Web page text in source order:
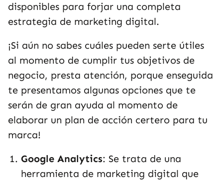
disponibles para forjar una completa
estrategia de marketing digital.
¡Si aún no sabes cuáles pueden serte útiles
al momento de cumplir tus objetivos de
negocio, presta atención, porque enseguida
te presentamos algunas opciones que te
serán de gran ayuda al momento de
elaborar un plan de acción certero para tu
marca!
Google Analytics: Se trata de una
herramienta de marketing digital que